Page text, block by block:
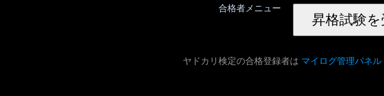
合格者メニュー
ヤドカリ検定の合格登録者は マイログ管理パネル